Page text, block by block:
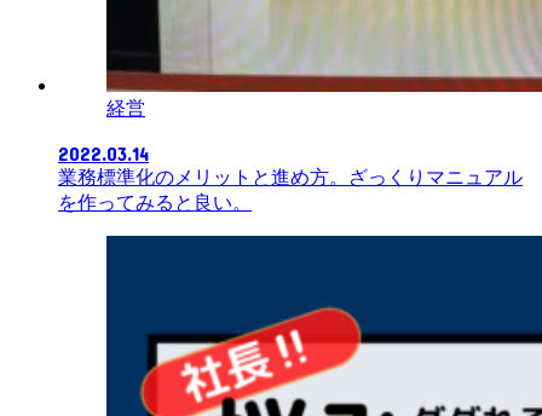
経営
2022.03.14
業務標準化のメリットと進め方。ざっくりマニュアル
を作ってみると良い。